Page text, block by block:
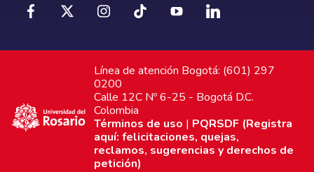
Línea de atención Bogotá: (601) 297
0200
Calle 12C Nº 6-25 - Bogotá D.C.
Colombia
Términos de uso | PQRSDF (Registra
aquí: felicitaciones, quejas,
reclamos, sugerencias y derechos de
petición)